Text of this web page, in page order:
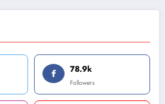
78.9k
Followers